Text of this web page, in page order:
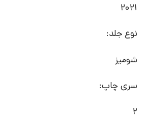
2021
نوع جلد:
شومیز
سری چاپ:
2